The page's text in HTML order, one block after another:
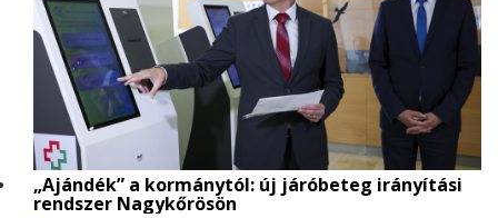
„Ajándék” a kormánytól: új járóbeteg irányítási
rendszer Nagykőrösön